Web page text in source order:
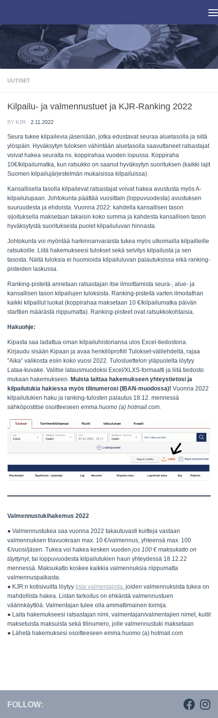
UUTISET
Kilpailu- ja valmennustuet ja KJR-Ranking 2022
BY KJR · 2.11.2022
Seura tukee kilpailevia jäseniään, jotka edustavat seuraa aluetasolla ja siitä
ylöspäin. Hyväksytyn tuloksen vähintään aluetasolla saavuttaneet ratsastajat
voivat hakea seuralta ns. koppirahaa vuoden lopussa. Koppiraha
10€/kilpailumatka, kun ratsukko on saanut hyväksytyn suorituksen (kaikki lajit
Suomen kilpailujärjestelmän mukaisissa kilpailuissa).
Kansallisella tasolla kilpailevat ratsastajat voivat hakea avustusta myös A-
kilpailulupaan. Johtokunta päättää vuosittain (loppuvuodesta) avustuksen
suuruudesta ja ehdoista. Vuonna 2022: kahdella kansallisen tason
sijoituksella maksetaan takaisin koko summa ja kahdesta kansallisen tason
hyväksytystä suorituksesta puolet kilpailuluvan hinnasta.
Johtokunta voi myöntää harkinnanvaraista tukea myös ulkomailla kilpailleille
ratsukoille. Liitä hakemukseesi tulokset sekä selvitys kilpailusta ja sen
tasosta. Näitä tuloksia ei huomioida kilpailuluvan palautuksissa eikä ranking-
pisteiden laskussa.
Ranking-pisteitä annetaan ratsastajan itse ilmoittamista seura-, alue- ja
kansallisen tason kilpailujen tuloksista. Ranking-pisteitä varten ilmoitathan
kaikki kilpaillut luokat (koppirahaa maksetaan 10 €/kilpailumatka päivän
starttien määrästä riippumatta). Ranking-pisteet ovat ratsukkokohtaisia.
Hakuohje:
Kipasta saa ladattua oman kilpailuhistoriansa ulos Excel-tiedostona.
Kirjaudu sisään Kipaan ja avaa henkilöprofiili Tulokset-välilehdeltä, rajaa
”Aika” valikosta esiin koko vuosi 2022. Tulosluettelon yläpuolelta löytyy
Lataa-kuvake. Valitse latausmuodoksi Excel/XLXS-formaatti ja liitä tiedosto
mukaan hakemukseen. Muista laittaa hakemukseen yhteystietosi ja
kilpailutukia hakiessa myös tilinumerosi (IBAN-muodossa)! Vuonna 2022
kilpailutukien haku ja ranking-tulosten palautus 18.12. mennessä
sähköpostitse osoitteeseen emma.huomo (a) hotmail.com.
Valmennustukihakemus 2022
● Valmennustukea saa vuonna 2022 takautuvasti kuitteja vastaan
valmennuksen tilavuokraan max. 10 €/valmennus, yhteensä max. 100
€/vuosi/jäsen. Tukea voi hakea kesken vuoden jos 100 € maksukatto on
täyttynyt, tai loppuvuodesta kilpailutukien haun yhteydessä 18.12.22
mennessä. Maksukatto koskee kaikkia valmennuksia riippumatta
valmennuspaikasta.
● KJR:n kotisivuilta löytyy lista valmentajista, joiden valmennuksista tukea on
mahdollista hakea. Listan tarkoitus on ehkäistä valmennustuen
väärinkäyttöä. Valmentajan tulee olla ammattimainen toimija.
● Laita hakemukseesi ratsastajan nimi, valmentajan/valmentajien nimet, kuitit
maksetuista maksuista sekä tilinumero, jolle valmennustuki maksetaan
● Lähetä hakemuksesi osoitteeseen emma.huomo (a) hotmail.com
FOLLOW: